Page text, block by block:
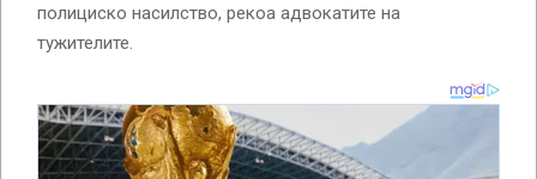
полициско насилство, рекоа адвокатите на
тужителите.